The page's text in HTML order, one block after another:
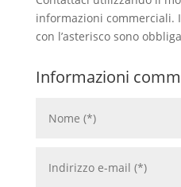
informazioni commerciali.
con l’asterisco sono
Informazioni